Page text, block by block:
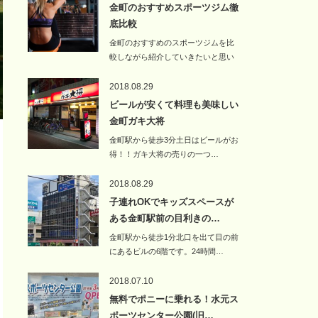
金町のおすすめスポーツジム徹
底比較
金町のおすすめのスポーツジムを比
較しながら紹介していきたいと思い
2018.08.29
ビールが安くて料理も美味しい
金町ガキ大将
金町駅から徒歩3分土日はビールがお
得！！ガキ大将の売りの一つ…
2018.08.29
子連れOKでキッズスペースが
ある金町駅前の目利きの…
金町駅から徒歩1分北口を出て目の前
にあるビルの6階です。24時間…
2018.07.10
無料でポニーに乗れる！水元ス
ポーツセンター公園(旧…